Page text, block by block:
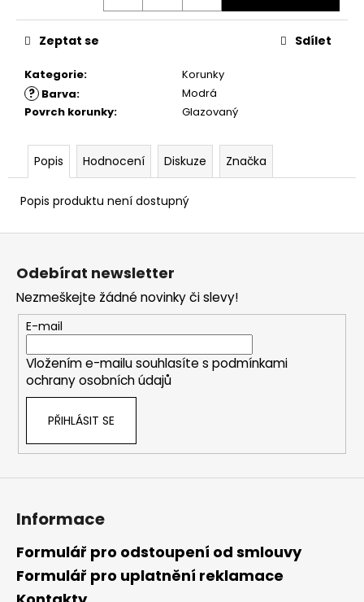
Kategorie: Korunky
? Barva:
Modrá
Povrch korunky: Glazovaný
Zeptat se Sdílet
Popis Hodnocení Diskuze Značka
Popis produktu není dostupný
Odebírat newsletter
Nezmeškejte žádné novinky či slevy!
E-mail
Vložením e-mailu souhlasíte s podmínkami
ochrany osobních údajů
PŘIHLÁSIT SE
Informace
Formulář pro odstoupení od smlouvy
Formulář pro uplatnění reklamace